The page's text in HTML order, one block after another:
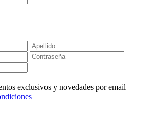
exclusivos y novedades por email